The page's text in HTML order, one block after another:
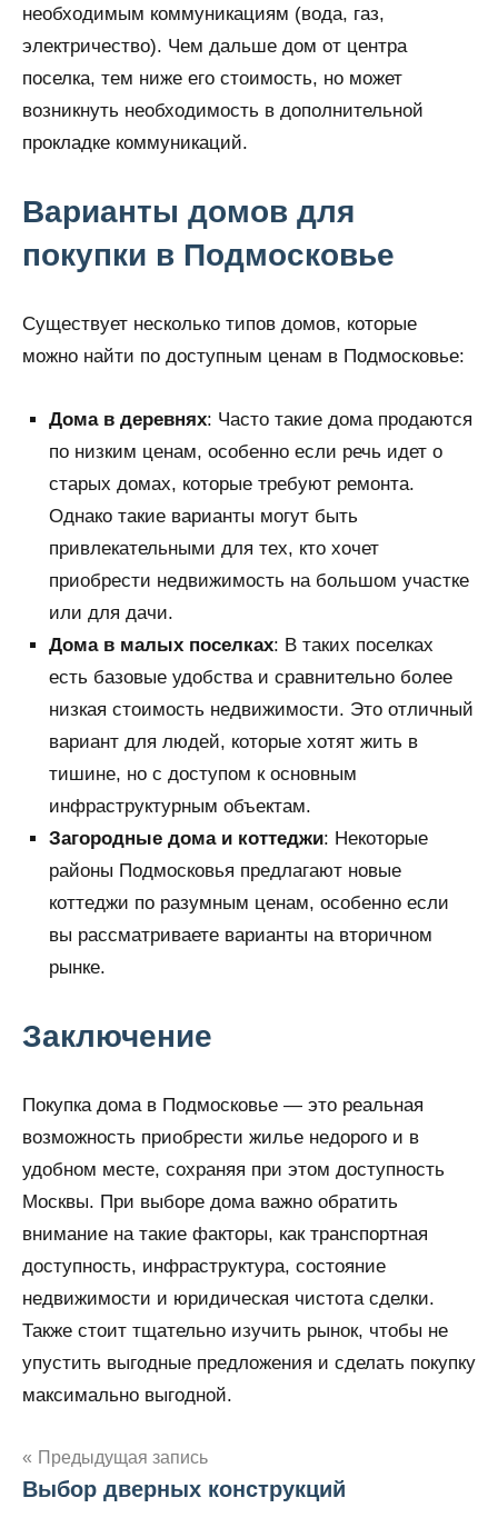
необходимым коммуникациям (вода, газ,
электричество). Чем дальше дом от центра
поселка, тем ниже его стоимость, но может
возникнуть необходимость в дополнительной
прокладке коммуникаций.
Варианты домов для
покупки в Подмосковье
Существует несколько типов домов, которые
можно найти по доступным ценам в Подмосковье:
Дома в деревнях: Часто такие дома продаются
по низким ценам, особенно если речь идет о
старых домах, которые требуют ремонта.
Однако такие варианты могут быть
привлекательными для тех, кто хочет
приобрести недвижимость на большом участке
или для дачи.
Дома в малых поселках: В таких поселках
есть базовые удобства и сравнительно более
низкая стоимость недвижимости. Это отличный
вариант для людей, которые хотят жить в
тишине, но с доступом к основным
инфраструктурным объектам.
Загородные дома и коттеджи: Некоторые
районы Подмосковья предлагают новые
коттеджи по разумным ценам, особенно если
вы рассматриваете варианты на вторичном
рынке.
Заключение
Покупка дома в Подмосковье — это реальная
возможность приобрести жилье недорого и в
удобном месте, сохраняя при этом доступность
Москвы. При выборе дома важно обратить
внимание на такие факторы, как транспортная
доступность, инфраструктура, состояние
недвижимости и юридическая чистота сделки.
Также стоит тщательно изучить рынок, чтобы не
упустить выгодные предложения и сделать покупку
максимально выгодной.
Навигация
Предыдущая запись
Выбор дверных конструкций